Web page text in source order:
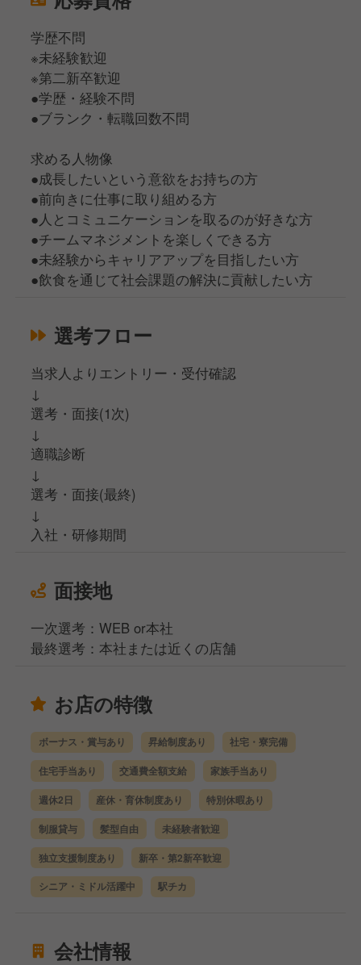
学歴不問
※未経験歓迎
※第二新卒歓迎
●学歴・経験不問
●ブランク・転職回数不問
求める人物像
●成長したいという意欲をお持ちの方
●前向きに仕事に取り組める方
●人とコミュニケーションを取るのが好きな方
●チームマネジメントを楽しくできる方
●未経験からキャリアアップを目指したい方
●飲食を通じて社会課題の解決に貢献したい方
選考フロー
当求人よりエントリー・受付確認
↓
選考・面接(1次)
↓
適職診断
↓
選考・面接(最終)
↓
入社・研修期間
面接地
一次選考：WEB or本社
最終選考：本社または近くの店舗
お店の特徴
ボーナス・賞与あり 昇給制度あり 社宅・寮完備
住宅手当あり 交通費全額支給 家族手当あり
週休2日 産休・育休制度あり 特別休暇あり
制服貸与 髪型自由 未経験者歓迎
独立支援制度あり 新卒・第2新卒歓迎
シニア・ミドル活躍中 駅チカ
会社情報